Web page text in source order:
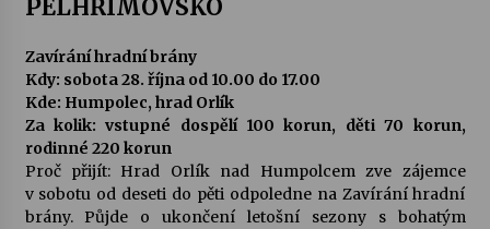
Votavžatský ploty
23. 7. 2026
Letní koncerty ve Stromovce: Rufus Miller
22. 7. 2026
Vysočinka
PELHŘIMOVSKO
Zavírání hradní brány
Kdy: sobota 28. října od 10.00 do 17.00
Kde: Humpolec, hrad Orlík
Za kolik: vstupné dospělí 100 korun, děti 70 korun,
rodinné 220 korun
Proč přijít: Hrad Orlík nad Humpolcem zve zájemce
v sobotu od deseti do pěti odpoledne na Zavírání hradní
brány. Půjde o ukončení letošní sezony s bohatým